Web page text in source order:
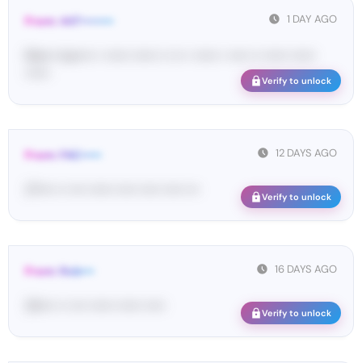
1 DAY AGO
From: 447••••••••
Verify to unlock
12 DAYS AGO
From: FAC•••••
Verify to unlock
16 DAYS AGO
From: Rob•••
Verify to unlock